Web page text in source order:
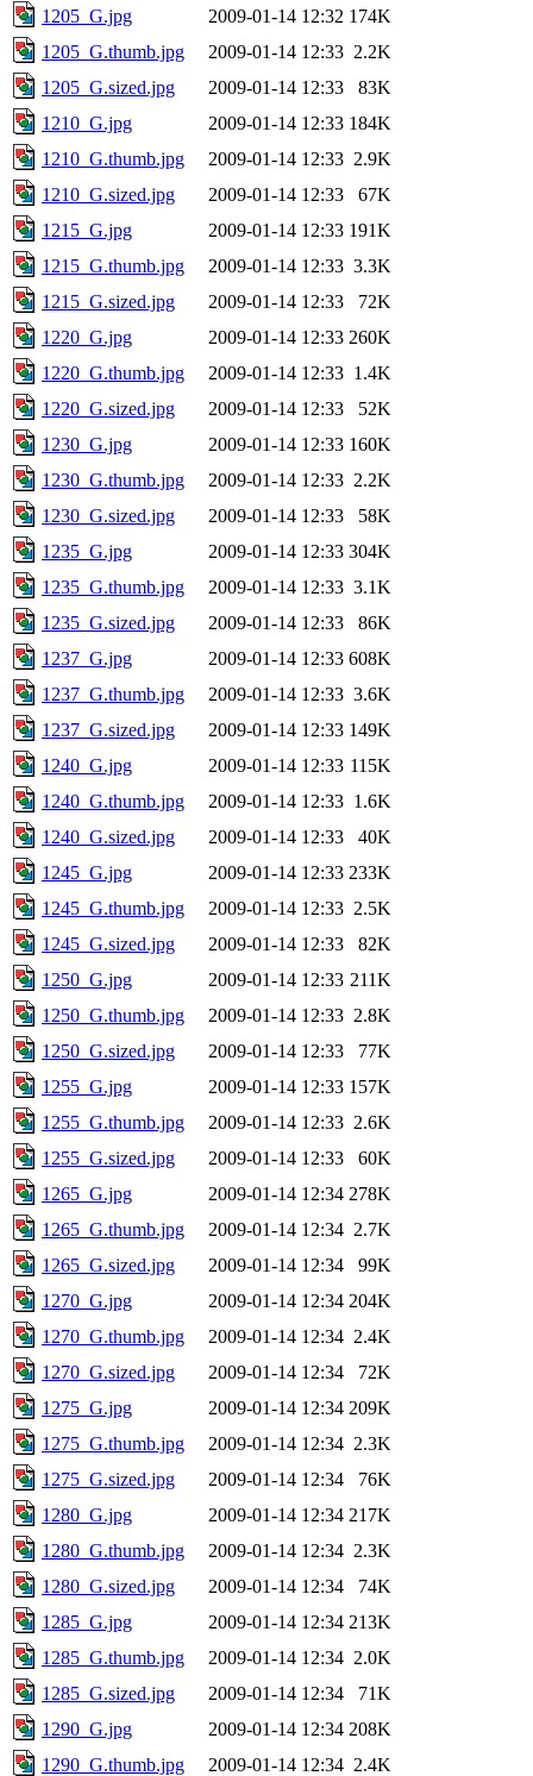
1205_G.jpg 2009-01-14 12:32 174K
1205_G.thumb.jpg
2009-01-14 12:33 2.2K
1205_G.sized.jpg
2009-01-14 12:33
83K
1210_G.jpg
2009-01-14 12:33 184K
1210_G.thumb.jpg
2009-01-14 12:33 2.9K
1210_G.sized.jpg
2009-01-14 12:33
67K
1215_G.jpg
2009-01-14 12:33 191K
1215_G.thumb.jpg
2009-01-14 12:33 3.3K
1215_G.sized.jpg
2009-01-14 12:33
72K
1220_G.jpg
2009-01-14 12:33 260K
1220_G.thumb.jpg
2009-01-14 12:33 1.4K
1220_G.sized.jpg
2009-01-14 12:33
52K
1230_G.jpg
2009-01-14 12:33 160K
1230_G.thumb.jpg
2009-01-14 12:33 2.2K
1230_G.sized.jpg
2009-01-14 12:33
58K
1235_G.jpg
2009-01-14 12:33 304K
1235_G.thumb.jpg
2009-01-14 12:33 3.1K
1235_G.sized.jpg
2009-01-14 12:33
86K
1237_G.jpg
2009-01-14 12:33 608K
1237_G.thumb.jpg
2009-01-14 12:33 3.6K
1237_G.sized.jpg
2009-01-14 12:33 149K
1240_G.jpg
2009-01-14 12:33 115K
1240_G.thumb.jpg
2009-01-14 12:33 1.6K
1240_G.sized.jpg
2009-01-14 12:33
40K
1245_G.jpg
2009-01-14 12:33 233K
1245_G.thumb.jpg
2009-01-14 12:33 2.5K
1245_G.sized.jpg
2009-01-14 12:33
82K
1250_G.jpg
2009-01-14 12:33 211K
1250_G.thumb.jpg
2009-01-14 12:33 2.8K
1250_G.sized.jpg
2009-01-14 12:33
77K
1255_G.jpg
2009-01-14 12:33 157K
1255_G.thumb.jpg
2009-01-14 12:33 2.6K
1255_G.sized.jpg
2009-01-14 12:33
60K
1265_G.jpg
2009-01-14 12:34 278K
1265_G.thumb.jpg
2009-01-14 12:34 2.7K
1265_G.sized.jpg
2009-01-14 12:34
99K
1270_G.jpg
2009-01-14 12:34 204K
1270_G.thumb.jpg
2009-01-14 12:34 2.4K
1270_G.sized.jpg
2009-01-14 12:34
72K
1275_G.jpg
2009-01-14 12:34 209K
1275_G.thumb.jpg
2009-01-14 12:34 2.3K
1275_G.sized.jpg
2009-01-14 12:34
76K
1280_G.jpg
2009-01-14 12:34 217K
1280_G.thumb.jpg
2009-01-14 12:34 2.3K
1280_G.sized.jpg
2009-01-14 12:34
74K
1285_G.jpg
2009-01-14 12:34 213K
1285_G.thumb.jpg
2009-01-14 12:34 2.0K
1285_G.sized.jpg
2009-01-14 12:34
71K
1290_G.jpg
2009-01-14 12:34 208K
1290_G.thumb.jpg
2009-01-14 12:34 2.4K